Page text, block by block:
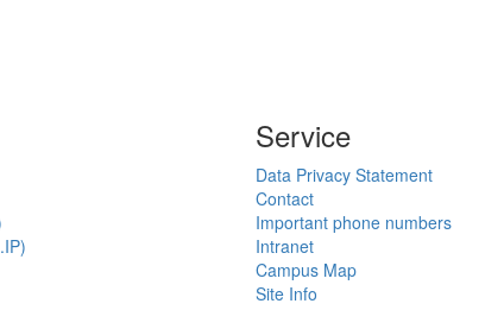
Service
Data Privacy Statement
Contact
Important phone numbers
Intranet
Campus Map
Site Info